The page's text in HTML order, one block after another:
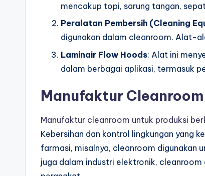
mencakup topi, sarung tangan,
Peralatan Pembersih (Cleaning
digunakan dalam cleanroom. Alat-
Laminair Flow Hoods: Alat ini
dalam berbagai aplikasi, termasuk
Manufaktur
Manufaktur cleanroom untuk produksi
Kebersihan dan kontrol lingkungan yang
farmasi, misalnya, cleanroom digunakan
juga dalam industri elektronik,